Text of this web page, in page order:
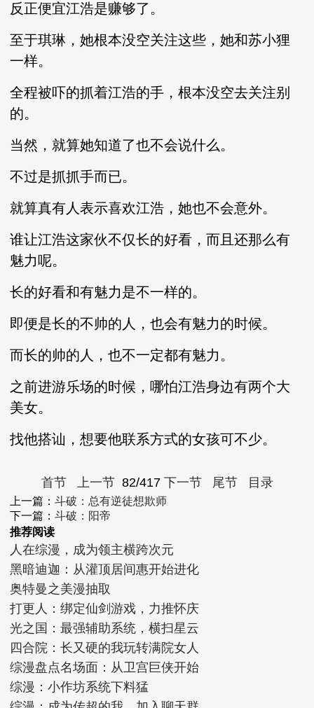
反正便宜江浩是赚够了。
至于琪琳，她根本没空关注这些，她和苏小狸
一样。
全程被吓的抓着江浩的手，根本没空去关注别
的。
当然，就算她知道了也不会说什么。
不过是抓抓手而已。
就算真有人表示喜欢江浩，她也不会意外。
谁让江浩这家伙不仅长的好看，而且还那么有
魅力呢。
长的好看和有魅力是不一样的。
即便是长的不帅的人，也会有魅力的时候。
而长的帅的人，也不一定都有魅力。
之前进游乐场的时候，哪怕江浩身边有两个大
美女。
找他搭讪，想要他联系方式的女孩可不少。
首节 上一节 82/417 下一节 尾节 目录
上一篇：斗破：总有逆徒想欺师
下一篇：斗破：阳帝
推荐阅读
人在综漫，成为领主横跨次元
黑暗迪迦：从灌顶居间惠开始进化
奥特曼之美漫抽取
打更人：绑定仙剑游戏，力推怀庆
光之国：最强辅助系统，横扫星云
四合院：长又硬的我玩转满院女人
综漫盘点名场面：从卫宫巨侠开始
综漫：小作坊系统下料猛